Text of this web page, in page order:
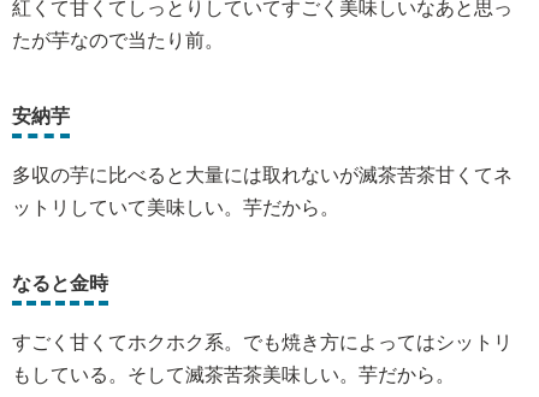
紅くて甘くてしっとりしていてすごく美味しいなあと思っ
たが芋なので当たり前。
安納芋
多収の芋に比べると大量には取れないが滅茶苦茶甘くてネ
ットリしていて美味しい。芋だから。
なると金時
すごく甘くてホクホク系。でも焼き方によってはシットリ
もしている。そして滅茶苦茶美味しい。芋だから。